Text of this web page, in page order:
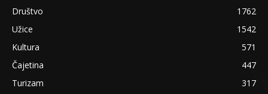
Društvo
1762
Užice
1542
Kultura
571
Čajetina
447
Turizam
317